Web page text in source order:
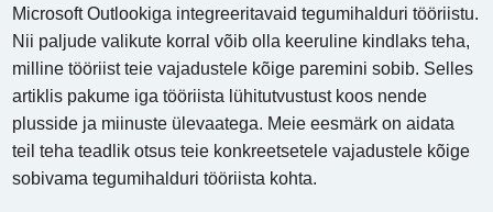
Microsoft Outlookiga integreeritavaid tegumihalduri tööriistu.
Nii paljude valikute korral võib olla keeruline kindlaks teha,
milline tööriist teie vajadustele kõige paremini sobib. Selles
artiklis pakume iga tööriista lühitutvustust koos nende
plusside ja miinuste ülevaatega. Meie eesmärk on aidata
teil teha teadlik otsus teie konkreetsetele vajadustele kõige
sobivama tegumihalduri tööriista kohta.